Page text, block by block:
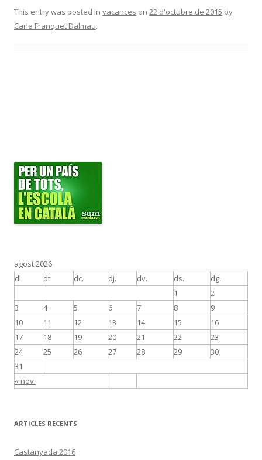
e
b
itt
er
m
p
This entry was posted in vacances on 22 d'octubre de 2015 by
Carla Franquet Dalmau.
agost 2026
dl.
dt. dc. dj. dv. ds. dg.
« nov.
1
2
3
4 5 6 7 8
9
10
11 12 13 14 15
16
17
18 19 20 21 22
23
24
25 26 27 28 29
30
31
ARTICLES RECENTS
Castanyada 2016